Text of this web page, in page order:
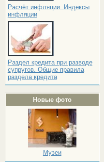
Расчёт инфляции. Индексы
инфляции
Раздел кредита при разводе
супругов. Общие правила
раздела кредита
Новые фото
Музеи